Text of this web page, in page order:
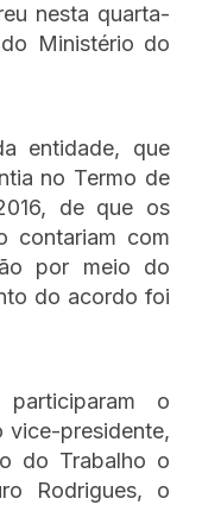
nesta quarta-
Ministério do
entidade, que
no Termo de
de que os
contariam com
por meio do
do acordo foi
o
vice-presidente,
do Trabalho o
Rodrigues, o